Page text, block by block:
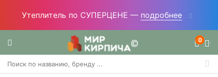
Утеплитель по СУПЕРЦЕНЕ — подробнее
0